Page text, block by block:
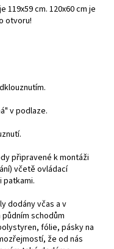
119x59 cm. 120x60 cm je
otvoru!
v podlaze.
připravené k montáži
včetě ovládací
patkami.
dodány včas a v
schodům
fólie, pásky na
že od nás